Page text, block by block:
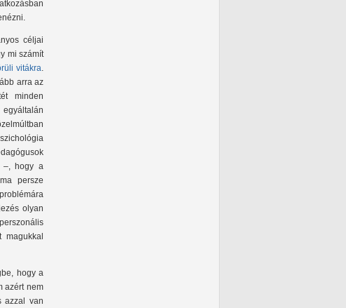
céljai
mi számít
vitákra.
arra az
minden
–, hogy a
persze
olyan
hogy a
azért nem
azzal van